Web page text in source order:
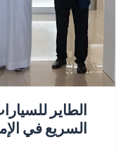
الطاير
السريع في